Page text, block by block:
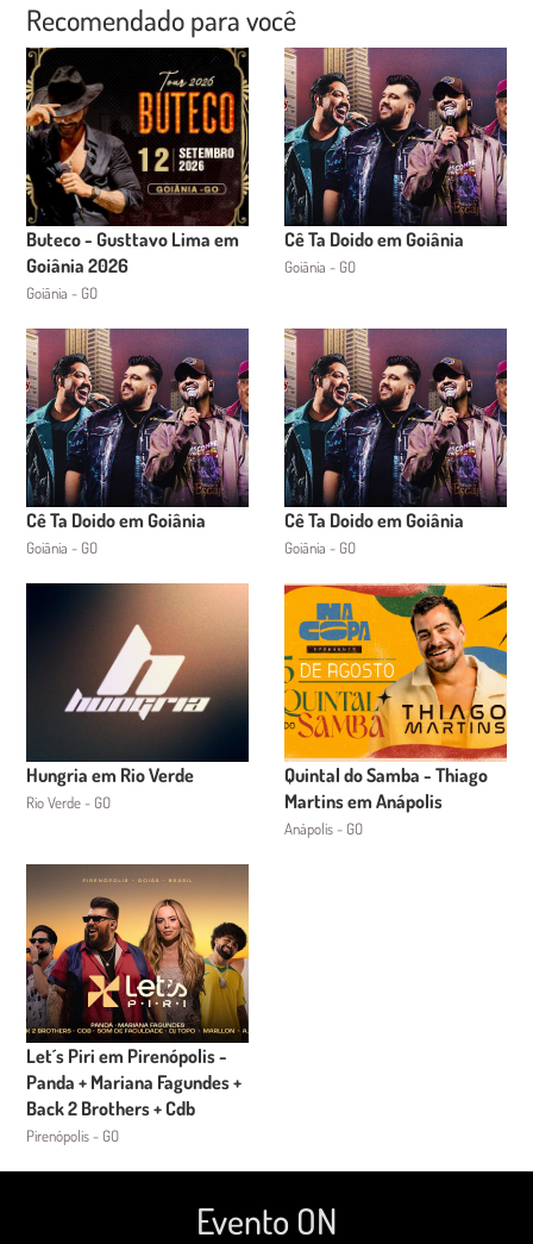
Recomendado para você
Buteco - Gusttavo Lima em
Goiânia 2026
Goiânia - GO
Cê Ta Doido em Goiânia
Goiânia - GO
Cê Ta Doido em Goiânia
Goiânia - GO
Cê Ta Doido em Goiânia
Goiânia - GO
Hungria em Rio Verde
Rio Verde - GO
Quintal do Samba - Thiago
Martins em Anápolis
Anápolis - GO
Let´s Piri em Pirenópolis -
Panda + Mariana Fagundes +
Back 2 Brothers + Cdb
Pirenópolis - GO
Evento ON